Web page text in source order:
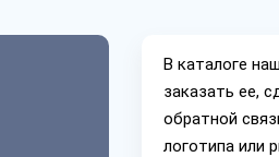
В каталоге
заказать ее,
обратной
логотипа или